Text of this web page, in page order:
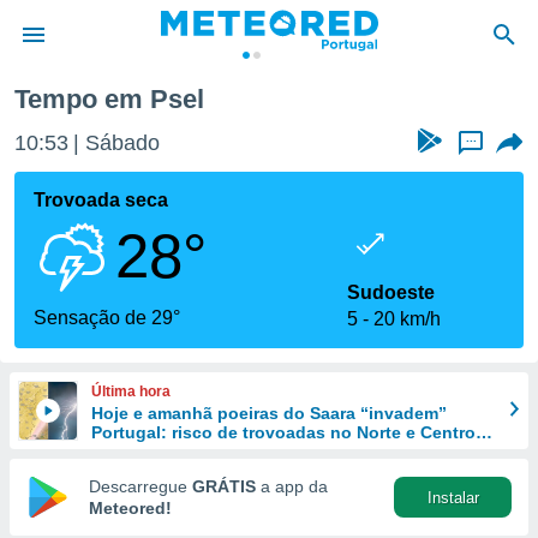
da
foi
a este
das
e
forma
digital
Tempo em Psel
10:53 Sábado ...
Trovoada seca
28°
Sensação de 29°
Sudoeste
5
20 km/h
Última hora
Hoje e amanhã poeiras do Saara “invadem”
Portugal: risco de trovoadas no Norte e Centro
Descarregue GRÁTIS a app da
Meteored!
Instalar